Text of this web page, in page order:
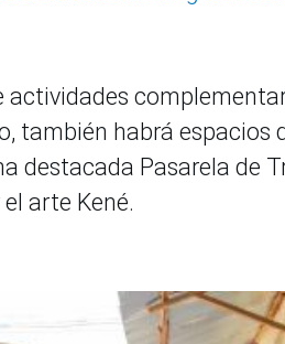
actividades
también habrá espacios
destacada Pasarela de
arte Kené.